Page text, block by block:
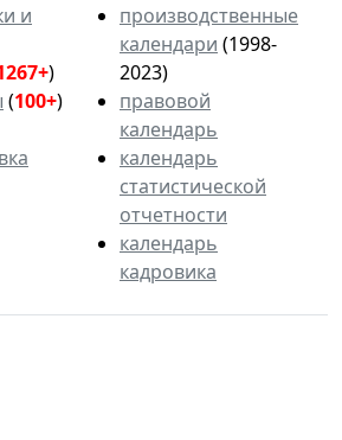
и
)
(100+)
производственные
календари (1998-
2023)
правовой
календарь
календарь
статистической
отчетности
календарь
кадровика